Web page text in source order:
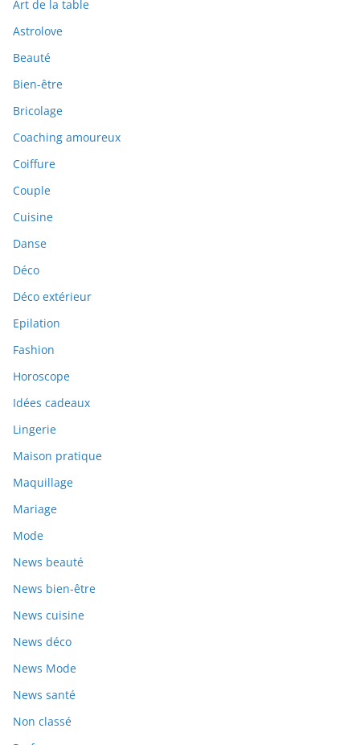
Art de la table
Astrolove
Beauté
Bien-être
Bricolage
Coaching amoureux
Coiffure
Couple
Cuisine
Danse
Déco
Déco extérieur
Epilation
Fashion
Horoscope
Idées cadeaux
Lingerie
Maison pratique
Maquillage
Mariage
Mode
News beauté
News bien-être
News cuisine
News déco
News Mode
News santé
Non classé